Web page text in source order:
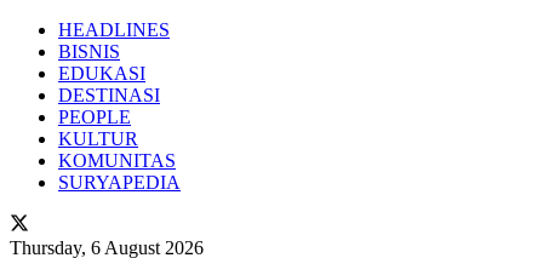
HEADLINES
BISNIS
EDUKASI
DESTINASI
PEOPLE
KULTUR
KOMUNITAS
SURYAPEDIA
Thursday, 6 August 2026